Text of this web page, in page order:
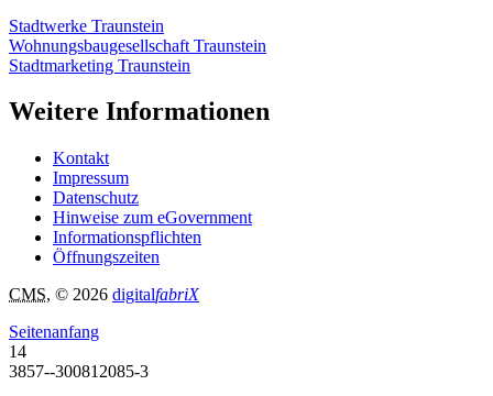
Stadtwerke Traunstein
Wohnungsbaugesellschaft Traunstein
Stadtmarketing Traunstein
Weitere Informationen
Kontakt
Impressum
Datenschutz
Hinweise zum eGovernment
Informationspflichten
Öffnungszeiten
CMS, © 2026 digitalfabriX
Seitenanfang
14
3857--300812085-3